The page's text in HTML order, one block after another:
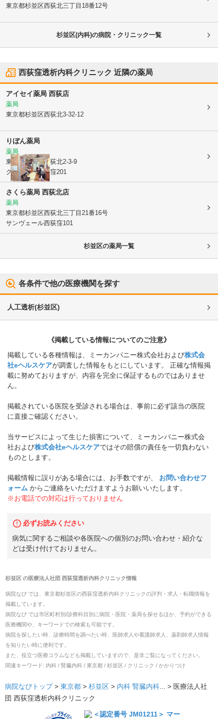
東京都杉並区西荻北三丁目18番12号
杉並区(内科)の病院・クリニック一覧
西荻窪透析内科クリニック 近隣の薬局
アイセイ薬局 西荻店
薬局
東京都杉並区西荻北3-32-12
りぼん薬局
薬局
東京都杉並区西荻北2-3-9
グランピア西荻窪201
さくら薬局 西荻北店
薬局
東京都杉並区西荻北三丁目21番16号
サンヴェール西荻窪101
杉並区の薬局一覧
各条件で他の医療機関を探す
人工透析(杉並区)
《掲載している情報についてのご注意》
掲載している各種情報は、ミーカンパニー株式会社および株式会
社eヘルスケアが調査した情報をもとにしています。 正確な情報掲
載に努めておりますが、内容を完全に保証するものではありませ
ん。
掲載されている医院を受診される場合は、事前に必ず該当の医院
に直接ご確認ください。
当サービスによって生じた損害について、ミーカンパニー株式会
社および株式会社eヘルスケアではその賠償の責任を一切負わない
ものとします。
掲載情報に誤りがある場合には、お手数ですが、
お問い合わせフ
ォーム からご連絡をいただけますようお願いいたします。
※お電話での対応は行っておりません
必ずお読みください
病気に関するご相談や各医院への個別のお問い合わせ・紹介な
どは受け付けておりません。
杉並区の医療法人社団 西荻窪透析内科クリニック情報
病院なび では、 東京都杉並区の西荻窪透析内科クリニックの評判・求人・転職情報を
掲載しています。
病院なび では市区町村別/診療科目別に病院・医院・薬局を探せるほか、予約ができる
医療機関や、キーワードでの検索も可能です。
病院を探したい時、診療時間を調べたい時、医師求人や看護師求人、薬剤師求人情報
を知りたい時に便利です。
また、役立つ医療コラムなども掲載していますので、是非ご覧になってください。
関連キーワード: 内科 / 腎臓内科 / 東京都 / 杉並区 / クリニック / かかりつけ
病院なびトップ> 東京都 > 杉並区 > 内科 腎臓内科 ... > 医療法人社
団 西荻窪透析内科クリニック